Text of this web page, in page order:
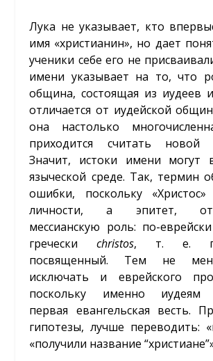
Лука не указывает, кто
имя «христианин», но дает
ученики себе его не
имени указывает на то, что
община, состоящая из иудеев
отличается от иудейской
она настолько
приходится считать новой
Значит, истоки имени могут
языческой среде. Так, термин
ошибки, поскольку
личности, а эпитет,
мессианскую роль: по-
греческиchristos, т. е.
посвященный. Тем не
исключать и еврейского
поскольку именно иудеям
первая евангельская весть.
гипотезы, лучше переводить:
«получили название